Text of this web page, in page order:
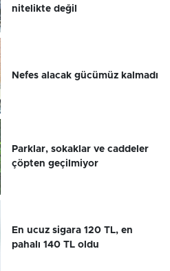
nitelikte değil
Nefes alacak gücümüz kalmadı
Parklar, sokaklar ve caddeler
çöpten geçilmiyor
En ucuz sigara 120 TL, en
pahalı 140 TL oldu